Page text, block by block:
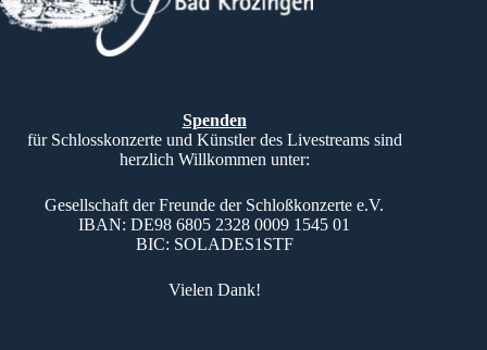
Spenden
für Schlosskonzerte und Künstler des Livestreams sind
herzlich Willkommen unter:
Gesellschaft der Freunde der Schloßkonzerte e.V.
IBAN: DE98 6805 2328 0009 1545 01
BIC: SOLADES1STF
Vielen Dank!